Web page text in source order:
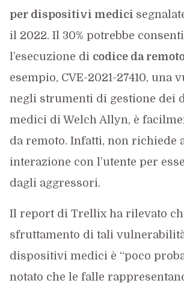
per dispositivi medici
il 2022. Il 30% potrebbe
l’esecuzione di codice da
esempio, CVE-2021-27410, una
negli strumenti di gestione dei
medici di Welch Allyn, è
da remoto. Infatti, non richiede
interazione con l’utente per
dagli aggressori.
Il report di Trellix ha rilevato
sfruttamento di tali
dispositivi medici è “poco
notato che le falle